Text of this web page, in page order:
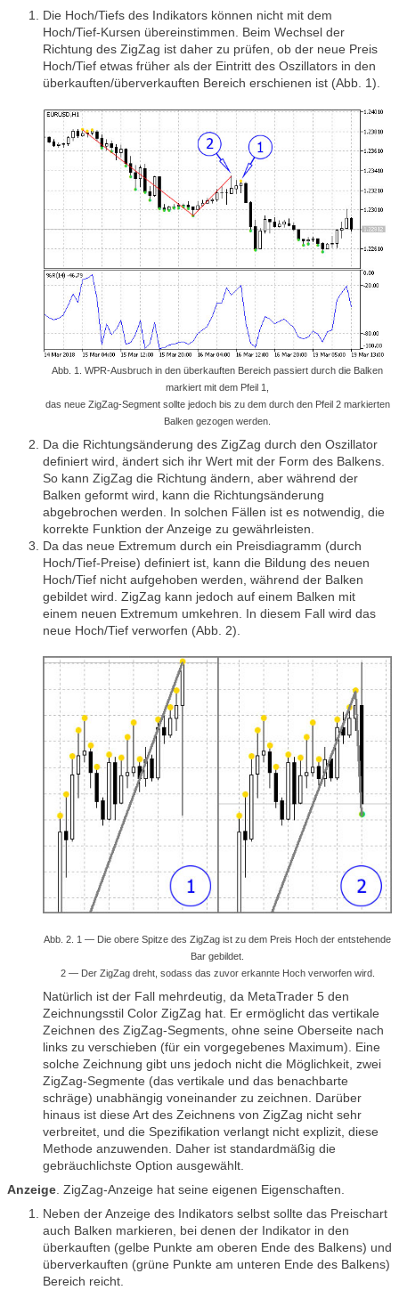
Die Hoch/Tiefs des Indikators können nicht mit dem
Hoch/Tief-Kursen übereinstimmen. Beim Wechsel der
Richtung des ZigZag ist daher zu prüfen, ob der neue Preis
Hoch/Tief etwas früher als der Eintritt des Oszillators in den
überkauften/überverkauften Bereich erschienen ist (Abb. 1).
Abb. 1. WPR-Ausbruch in den überkauften Bereich passiert durch die Balken
markiert mit dem Pfeil 1,
das neue ZigZag-Segment sollte jedoch bis zu dem durch den Pfeil 2 markierten
Balken gezogen werden.
Da die Richtungsänderung des ZigZag durch den Oszillator
definiert wird, ändert sich ihr Wert mit der Form des Balkens.
So kann ZigZag die Richtung ändern, aber während der
Balken geformt wird, kann die Richtungsänderung
abgebrochen werden. In solchen Fällen ist es notwendig, die
korrekte Funktion der Anzeige zu gewährleisten.
Da das neue Extremum durch ein Preisdiagramm (durch
Hoch/Tief-Preise) definiert ist, kann die Bildung des neuen
Hoch/Tief nicht aufgehoben werden, während der Balken
gebildet wird. ZigZag kann jedoch auf einem Balken mit
einem neuen Extremum umkehren. In diesem Fall wird das
neue Hoch/Tief verworfen (Abb. 2).
Abb. 2. 1 — Die obere Spitze des ZigZag ist zu dem Preis Hoch der entstehende
Bar gebildet.
2 — Der ZigZag dreht, sodass das zuvor erkannte Hoch verworfen wird.
Natürlich ist der Fall mehrdeutig, da MetaTrader 5 den
Zeichnungsstil Color ZigZag hat. Er ermöglicht das vertikale
Zeichnen des ZigZag-Segments, ohne seine Oberseite nach
links zu verschieben (für ein vorgegebenes Maximum). Eine
solche Zeichnung gibt uns jedoch nicht die Möglichkeit, zwei
ZigZag-Segmente (das vertikale und das benachbarte
schräge) unabhängig voneinander zu zeichnen. Darüber
hinaus ist diese Art des Zeichnens von ZigZag nicht sehr
verbreitet, und die Spezifikation verlangt nicht explizit, diese
Methode anzuwenden. Daher ist standardmäßig die
gebräuchlichste Option ausgewählt.
Anzeige. ZigZag-Anzeige hat seine eigenen Eigenschaften.
Neben der Anzeige des Indikators selbst sollte das Preischart
auch Balken markieren, bei denen der Indikator in den
überkauften (gelbe Punkte am oberen Ende des Balkens) und
überverkauften (grüne Punkte am unteren Ende des Balkens)
Bereich reicht.